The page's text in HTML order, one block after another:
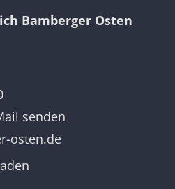
Bamberger Osten
senden
osten.de